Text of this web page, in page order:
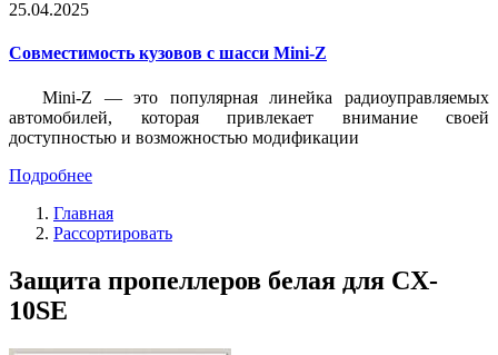
25.04.2025
Совместимость кузовов с шасси Mini-Z
Mini-Z — это популярная линейка радиоуправляемых
автомобилей, которая привлекает внимание своей
доступностью и возможностью модификации
Подробнее
Главная
Рассортировать
Защита пропеллеров белая для CX-
10SE